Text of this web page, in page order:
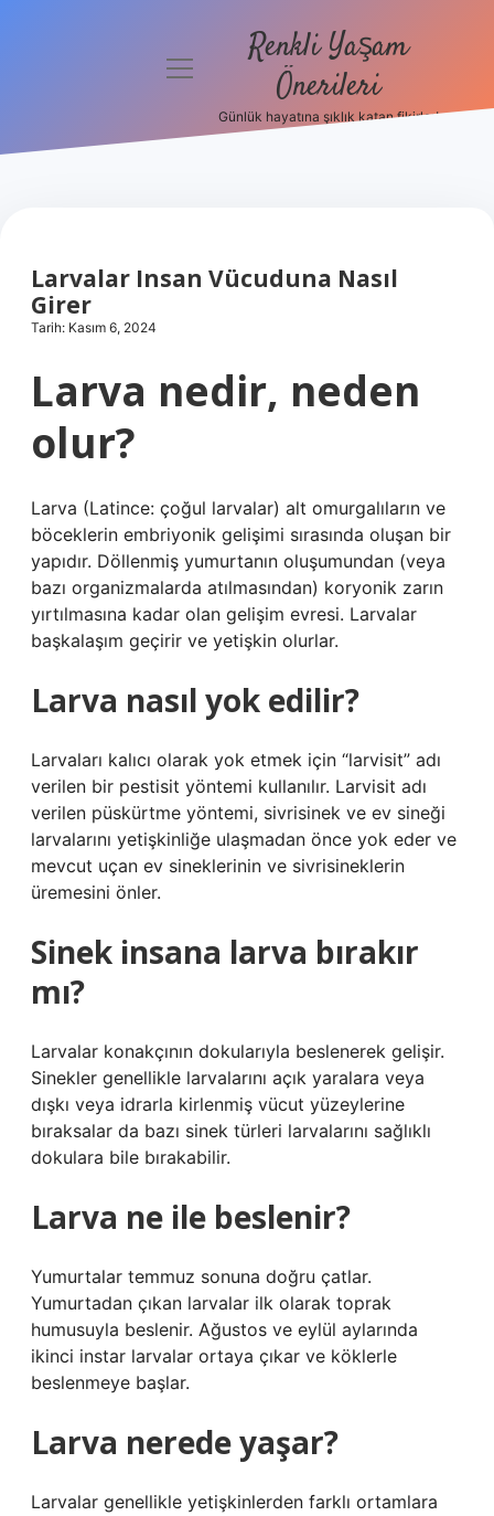
Hakkımızda
menüyü
Renkli Yaşam
Önerileri
Günlük hayatına şıklık katan fikirler!
Larvalar Insan Vücuduna Nasıl
Girer
Tarih: Kasım 6, 2024
Larva nedir, neden
olur?
Larva (Latince: çoğul larvalar) alt omurgalıların ve
böceklerin embriyonik gelişimi sırasında oluşan bir
yapıdır. Döllenmiş yumurtanın oluşumundan (veya
bazı organizmalarda atılmasından) koryonik zarın
yırtılmasına kadar olan gelişim evresi. Larvalar
başkalaşım geçirir ve yetişkin olurlar.
Larva nasıl yok edilir?
Larvaları kalıcı olarak yok etmek için “larvisit” adı
verilen bir pestisit yöntemi kullanılır. Larvisit adı
verilen püskürtme yöntemi, sivrisinek ve ev sineği
larvalarını yetişkinliğe ulaşmadan önce yok eder ve
mevcut uçan ev sineklerinin ve sivrisineklerin
üremesini önler.
Sinek insana larva bırakır
mı?
Larvalar konakçının dokularıyla beslenerek gelişir.
Sinekler genellikle larvalarını açık yaralara veya
dışkı veya idrarla kirlenmiş vücut yüzeylerine
bıraksalar da bazı sinek türleri larvalarını sağlıklı
dokulara bile bırakabilir.
Larva ne ile beslenir?
Yumurtalar temmuz sonuna doğru çatlar.
Yumurtadan çıkan larvalar ilk olarak toprak
humusuyla beslenir. Ağustos ve eylül aylarında
ikinci instar larvalar ortaya çıkar ve köklerle
beslenmeye başlar.
Larva nerede yaşar?
Larvalar genellikle yetişkinlerden farklı ortamlara